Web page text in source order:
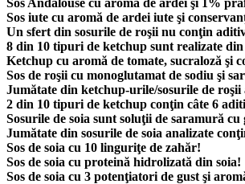
Sos iute cu aromă de ardei iute şi
Un sfert din sosurile de roşii nu conţin
8 din 10 tipuri de ketchup sunt realizate din
Ketchup cu aromă de tomate, sucraloză şi
Sos de roşii cu monoglutamat de sodiu şi
Jumătate din ketchup-urile/sosurile de
2 din 10 tipuri de ketchup conţin câte 6
Sosurile de soia sunt soluţii de saramură cu
Jumătate din sosurile de soia analizate
Sos de soia cu 10 linguriţe de zahăr!
Sos de soia cu proteină hidrolizată din soia!
Sos de soia cu 3 potenţiatori de gust şi